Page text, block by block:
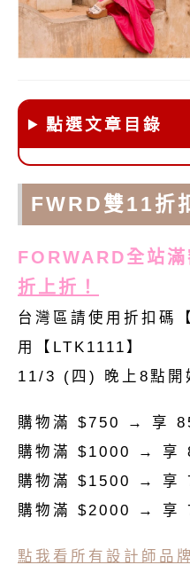
點選文章目錄
FWRD雙11折
FORWARD全站滿
折上折！
台灣區請使用折扣碼
用【LTK1111】
11/3 (四) 晚上8點開
購物滿 $750 → 享
購物滿 $1000 → 享
購物滿 $1500 → 享
購物滿 $2000 → 享
點我看所有設計師品